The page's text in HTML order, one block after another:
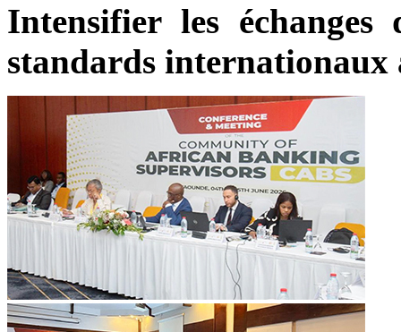
Intensifier les échanges
standards internationaux